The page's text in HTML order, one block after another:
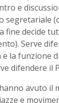
e
segretariale
fine decide
Serve
la funzione
difendere il
avuto il
e